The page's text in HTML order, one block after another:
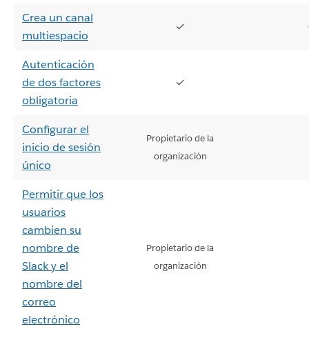
Crea un canal
multiespacio
✓
Autenticación
de dos factores
obligatoria
✓
Configurar el
inicio de sesión
único
Propietario de la
organización
Permitir que los
usuarios
cambien su
nombre de
Slack y el
nombre del
correo
electrónico
Propietario de la
organización